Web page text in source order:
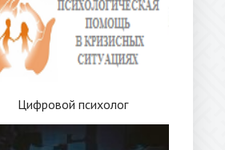
Цифровой психолог